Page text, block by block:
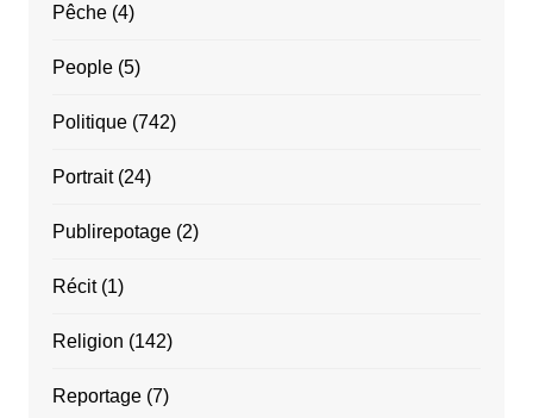
Pêche(4)
People(5)
Politique(742)
Portrait(24)
Publirepotage(2)
Récit(1)
Religion (142)
Reportage(7)